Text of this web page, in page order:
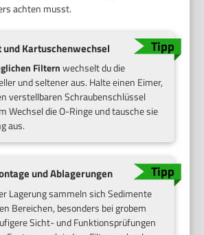
achten musst.
Kartuschenwechsel
Filternwechselt du die
und seltener aus. Halte einen Eimer,
verstellbaren Schraubenschlüssel
Wechsel die O-Ringe und tausche sie
aus.
und Ablagerungen
Lagerung sammeln sich Sedimente
Bereichen, besonders bei grobem
Sicht- und Funktionsprüfungen